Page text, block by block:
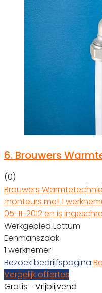
6. Brouwers
(0)
Brouwers
monteurs met 1
05-11-2012 en is
Werkgebied Lottum
Eenmanszaak
1 werknemer
Bezoek bedrijfspagina
Vergelijk offertes
Gratis - Vrijblijvend